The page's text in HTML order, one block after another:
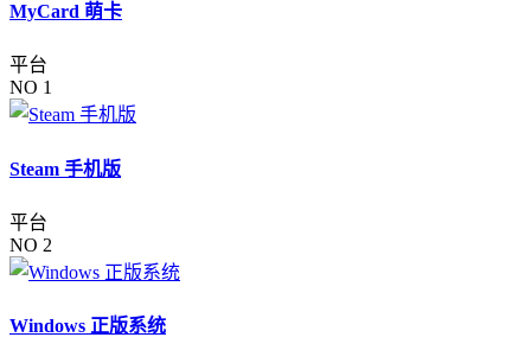
MyCard 萌卡
平台
NO 1
Steam 手机版
平台
NO 2
Windows 正版系统